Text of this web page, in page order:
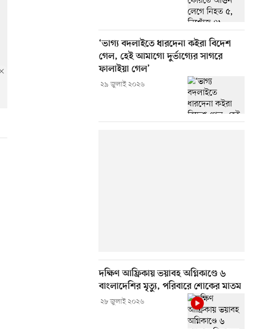
‘ভাগ্য বদলাইতে ধারদেনা কইরা বিদেশ
গেল, হেই আমাগো দুর্ভাগ্যের সাগরে
ফালাইয়া গেল’
২৯ জুলাই ২০২৬
দক্ষিণ আফ্রিকায় ভয়াবহ অগ্নিকাণ্ডে ৬
বাংলাদেশির মৃত্যু, পরিবারে শোকের মাতম
২৮ জুলাই ২০২৬